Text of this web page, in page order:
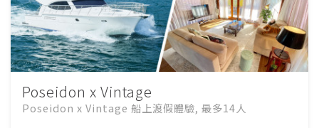
Poseidon x Vintage
Poseidon x Vintage 船上渡假體驗, 最多14人